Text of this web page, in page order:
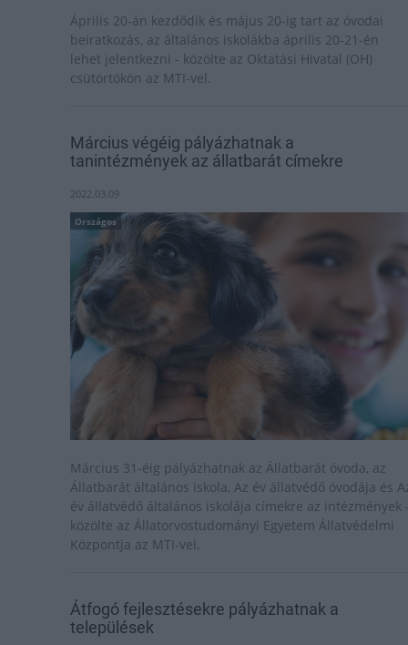
Április 20-án kezdődik és május 20-ig tart az óvodai
beiratkozás, az általános iskolákba április 20-21-én
lehet jelentkezni - közölte az Oktatási Hivatal (OH)
csütörtökön az MTI-vel.
Március végéig pályázhatnak a
tanintézmények az állatbarát címekre
2022.03.09
Országos
Március 31-éig pályázhatnak az Állatbarát óvoda, az
Állatbarát általános iskola, Az év állatvédő óvodája és
év állatvédő általános iskolája címekre az intézmények -
közölte az Állatorvostudományi Egyetem Állatvédelmi
Központja az MTI-vel.
Átfogó fejlesztésekre pályázhatnak a
települések